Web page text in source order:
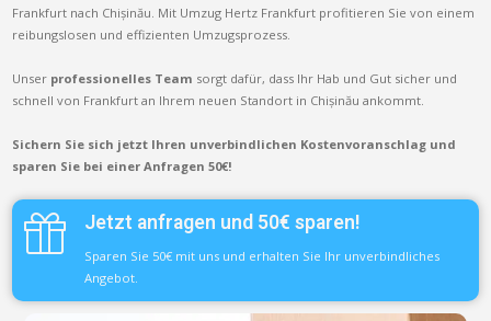
Frankfurt nach Chișinău. Mit Umzug Hertz Frankfurt profitieren Sie von einem
reibungslosen und effizienten Umzugsprozess.
Unser professionelles Team sorgt dafür, dass Ihr Hab und Gut sicher und
schnell von Frankfurt an Ihrem neuen Standort in Chișinău ankommt.
Sichern Sie sich jetzt Ihren unverbindlichen Kostenvoranschlag und
sparen Sie bei einer Anfragen 50€!
Jetzt anfragen und 50€ sparen!
Sparen Sie 50€ mit uns und erhalten Sie Ihr unverbindliches
Angebot.